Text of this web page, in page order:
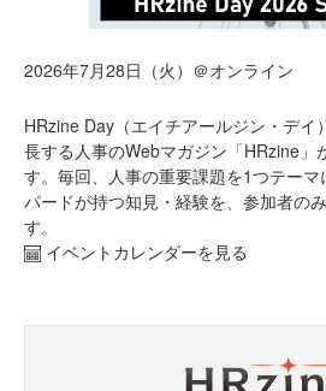
2026年7月28日（火）＠オンライン
HRzine Day（エイチアールジン・デイ
長する人事のWebマガジン「HRzine」
す。毎回、人事の重要課題を1つテー
パードが持つ知見・経験を、参加者の
す。
イベントカレンダーを見る